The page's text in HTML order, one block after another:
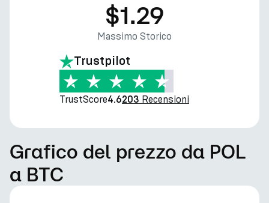
$1.29
Massimo Storico
Trustpilot
TrustScore4.6203 Recensioni
Grafico del prezzo da POL
a BTC